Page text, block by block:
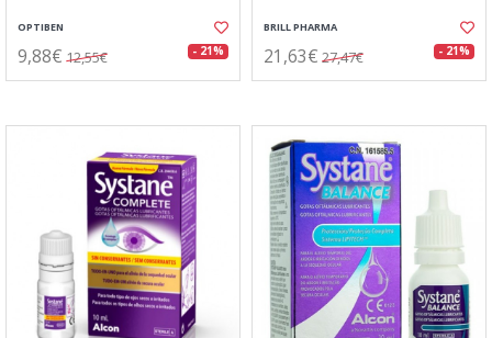
OPTIBEN
9,88€ 12,55€ - 21%
BRILL PHARMA
21,63€ 27,47€ - 21%